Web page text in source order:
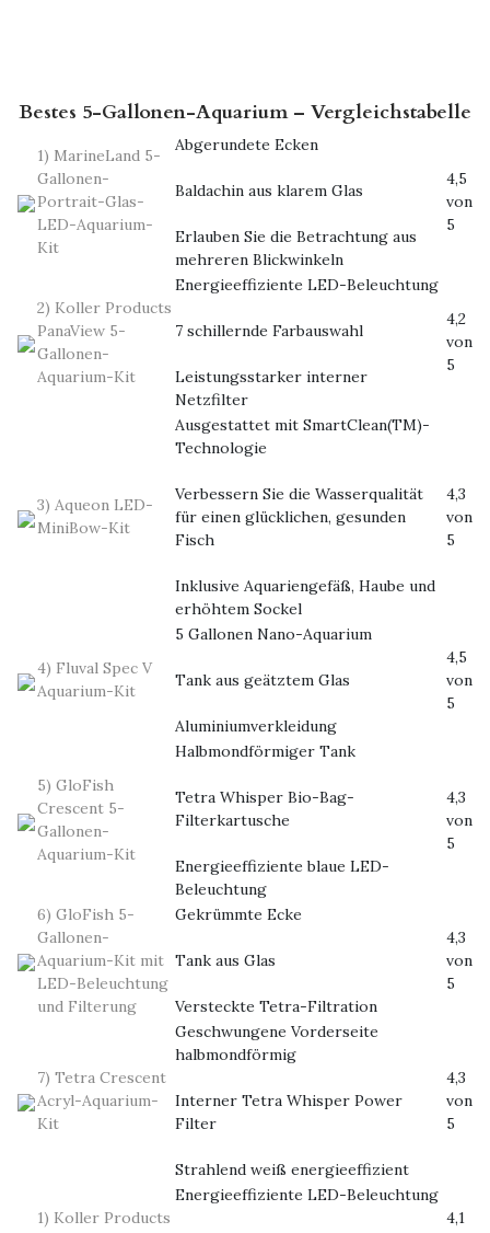
Bestes 5-Gallonen-Aquarium – Vergleichstabelle
1) MarineLand 5-
Gallonen-
Portrait-Glas-
LED-Aquarium-
Kit
Abgerundete Ecken
Baldachin aus klarem Glas
Erlauben Sie die Betrachtung aus
mehreren Blickwinkeln
4,5
von
5
2) Koller Products
PanaView 5-
Gallonen-
Aquarium-Kit
Energieeffiziente LED-Beleuchtung
7 schillernde Farbauswahl
Leistungsstarker interner
Netzfilter
4,2
von
5
3) Aqueon LED-
MiniBow-Kit
Ausgestattet mit SmartClean(TM)-
Technologie
Verbessern Sie die Wasserqualität
für einen glücklichen, gesunden
Fisch
Inklusive Aquariengefäß, Haube und
erhöhtem Sockel
4,3
von
5
4) Fluval Spec V
Aquarium-Kit
5 Gallonen Nano-Aquarium
Tank aus geätztem Glas
Aluminiumverkleidung
4,5
von
5
5) GloFish
Crescent 5-
Gallonen-
Aquarium-Kit
Halbmondförmiger Tank
Tetra Whisper Bio-Bag-
Filterkartusche
Energieeffiziente blaue LED-
Beleuchtung
4,3
von
5
6) GloFish 5-
Gallonen-
Aquarium-Kit mit
LED-Beleuchtung
und Filterung
Gekrümmte Ecke
Tank aus Glas
Versteckte Tetra-Filtration
4,3
von
5
7) Tetra Crescent
Acryl-Aquarium-
Kit
Geschwungene Vorderseite
halbmondförmig
Interner Tetra Whisper Power
Filter
Strahlend weiß energieeffizient
4,3
von
5
1) Koller Products
Energieeffiziente LED-Beleuchtung
4,1